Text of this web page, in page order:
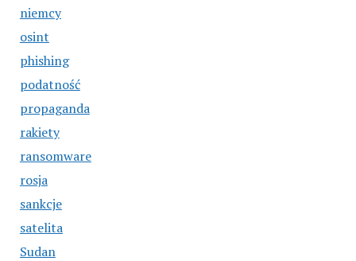
niemcy
osint
phishing
podatność
propaganda
rakiety
ransomware
rosja
sankcje
satelita
Sudan